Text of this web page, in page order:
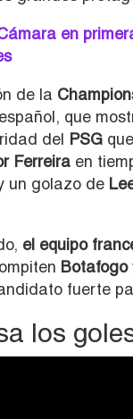
en
de la
que
del PSG
Ferreira en
un golazo de
el equipo
Botafogo
fuerte
los